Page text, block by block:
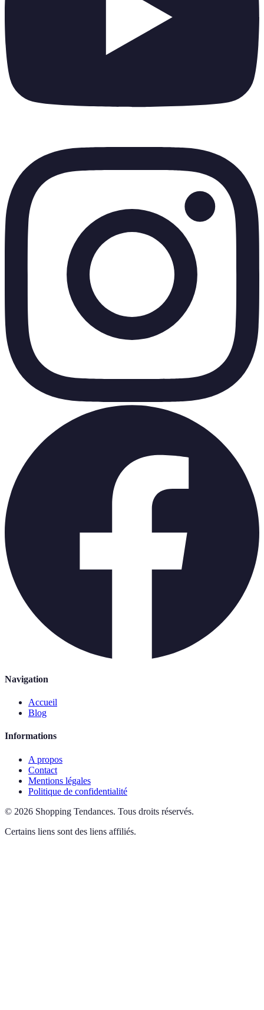
Navigation
Accueil
Blog
Informations
A propos
Contact
Mentions légales
Politique de confidentialité
© 2026 Shopping Tendances. Tous droits réservés.
Certains liens sont des liens affiliés.